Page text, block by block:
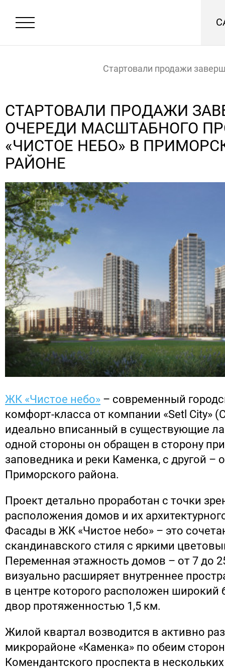
Главная Новости
Стартовали продажи
небо» в Приморском районе
СТАРТОВАЛИ ПРОДАЖИ
ОЧЕРЕДИ МАСШТАБНОГО
«ЧИСТОЕ НЕБО» В
РАЙОНЕ
ЖК «Чистое небо» – современный
комфорт-класса от компании «Setl City»
идеально вписанный в существующие
одной стороны он обращен в сторону
заповедника и реки Каменка, с другой –
Приморского района.
Проект детально проработан с точки
расположения домов и их
Фасады в ЖК «Чистое небо» – это
скандинавского стиля с яркими
Переменная этажность домов – от 7 до
визуально расширяет внутреннее
в центре которого расположен широкий
двор протяженностью 1,5 км.
Жилой квартал возводится в активно
микрорайоне «Каменка» по обеим
Комендантского проспекта в